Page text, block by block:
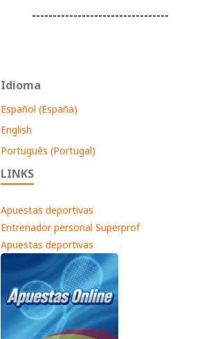
---------------------------------
Idioma
Español (España)
English
Português (Portugal)
LINKS
Apuestas deportivas
Entrenador personal Superprof
Apuestas deportivas